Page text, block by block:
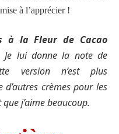
à l’apprécier !
à la Fleur de Cacao
Je lui donne la note de
version n’est plus
crèmes pour les
que j’aime beaucoup.